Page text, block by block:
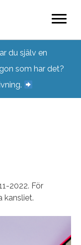
du själv en
som har det?
2022. För
kansliet.